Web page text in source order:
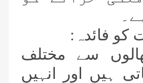
سے مختلف
ہیں اور انہیں